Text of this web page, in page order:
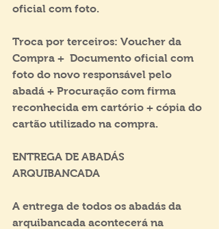
oficial com foto.
Troca por terceiros: Voucher da
Compra +  Documento oficial com
foto do novo responsável pelo
abadá + Procuração com firma
reconhecida em cartório + cópia do
cartão utilizado na compra.
ENTREGA DE ABADÁS
ARQUIBANCADA
A entrega de todos os abadás da
arquibancada acontecerá na